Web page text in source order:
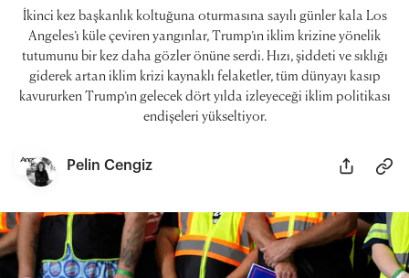
İkinci kez başkanlık koltuğuna oturmasına sayılı günler kala Los
Angeles’ı küle çeviren yangınlar, Trump’ın iklim krizine yönelik
tutumunu bir kez daha gözler önüne serdi. Hızı, şiddeti ve sıklığı
giderek artan iklim krizi kaynaklı felaketler, tüm dünyayı kasıp
kavururken Trump’ın gelecek dört yılda izleyeceği iklim politikası
endişeleri yükseltiyor.
Pelin Cengiz